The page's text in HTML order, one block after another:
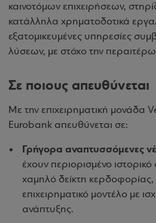
καινοτόμων επιχειρήσεων,
κατάλληλα χρηματοδοτικά
εξατομικευμένες υπηρεσίες
λύσεων, με στόχο την περαιτέρω
Σε ποιους απευθύνεται
Με την επιχειρηματική μονάδα
Eurobank απευθύνεται σε:
Γρήγορα αναπτυσσόμενες
έχουν περιορισμένο
χαμηλό δείκτη
επιχειρηματικό μοντέλο με
ανάπτυξης.